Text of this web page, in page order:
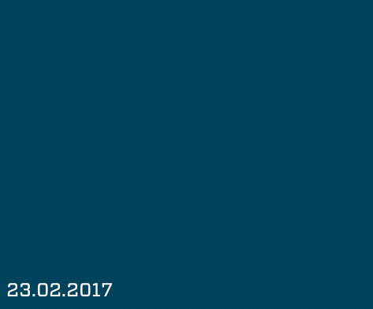
23.02.2017